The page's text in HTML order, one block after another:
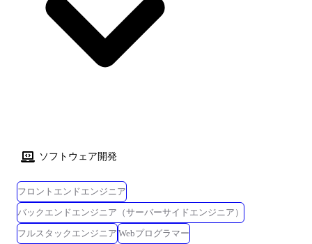
ソフトウェア開発
フロントエンドエンジニア
バックエンドエンジニア（サーバーサイドエンジニア）
フルスタックエンジニア Webプログラマー